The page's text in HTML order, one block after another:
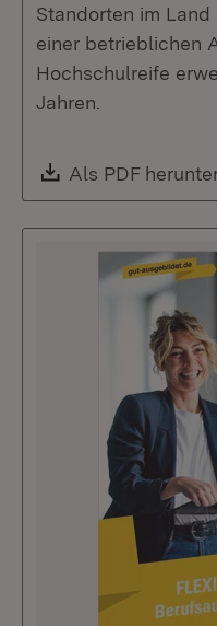
Standorten im
einer betrieblichen
Hochschulreife
Jahren.
Download:
Als PDF